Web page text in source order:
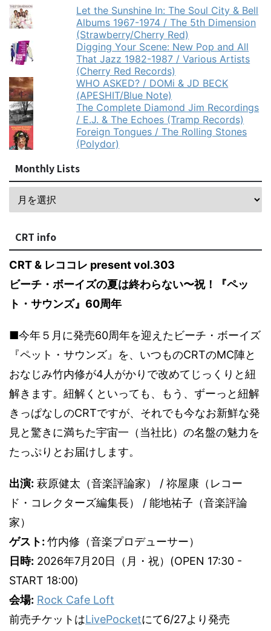
Let the Sunshine In: The Soul City & Bell
Albums 1967-1974 / The 5th Dimension
(Strawberry/Cherry Red)
Digging Your Scene: New Pop and All
That Jazz 1982-1987 / Various Artists
(Cherry Red Records)
WHO ASKED? / DOMi & JD BECK
(APESHIT/Blue Note)
The Complete Diamond Jim Recordings
/ E.J. & The Echoes (Tramp Records)
Foreign Tongues / The Rolling Stones
(Polydor)
Monthly Lists
CRT info
CRT & レココレ present vol.303
ビーチ・ボーイズの夏は終わらない〜祝！『ペッ
ト・サウンズ』60周年
■今年５月に発売60周年を迎えたビーチ・ボーイズ
『ペット・サウンズ』を、いつものCRTのMC陣と
おなじみ竹内修が4人がかりで改めてじっくりと紐
解きます。紐解くといっても、もう、ずーっと紐解
きっぱなしのCRTですが、それでも今なお新鮮な発
見と驚きに満ちた宇宙一（当社比）の名盤の魅力を
たっぷりとお届けします。
出演: 萩原健太（音楽評論家） / 祢屋康（レコー
ド・コレクターズ編集長） / 能地祐子（音楽評論
家）
ゲスト: 竹内修（音楽プロデューサー）
日時: 2026年7月20日（月・祝）(OPEN 17:30 -
START 18:00)
会場: Rock Cafe Loft
前売チケットはLivePocketにて6/27より発売